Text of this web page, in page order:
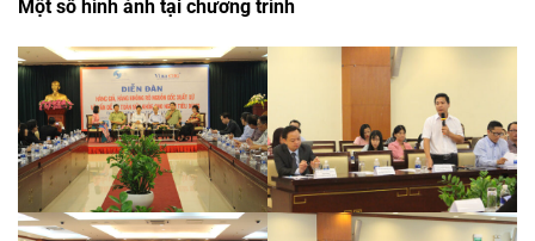
Một số hình ảnh tại chương trình